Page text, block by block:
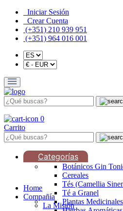
Iniciar Sesión
Crear Cuenta
(+351) 210 939 951
(+351) 964 016 001
0
Carrito
Categorías
Botánicos Gin
Cereales
Tés (Camellia
Té a Granel
Plantas Medicinales
Home
Compañía
La Misión